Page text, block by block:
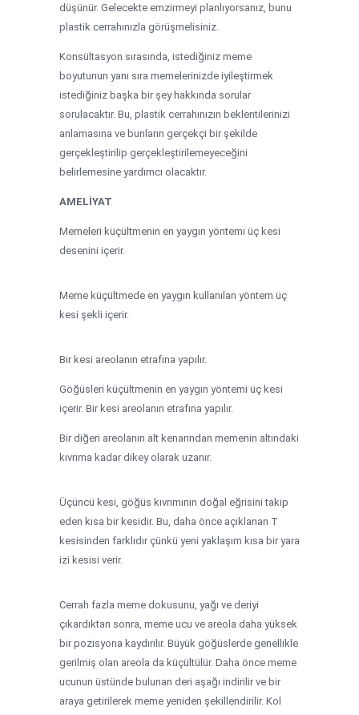
düşünür. Gelecekte emzirmeyi planlıyorsanız, bunu
plastik cerrahınızla görüşmelisiniz.
Konsültasyon sırasında, istediğiniz meme
boyutunun yanı sıra memelerinizde iyileştirmek
istediğiniz başka bir şey hakkında sorular
sorulacaktır. Bu, plastik cerrahınızın beklentilerinizi
anlamasına ve bunların gerçekçi bir şekilde
gerçekleştirilip gerçekleştirilemeyeceğini
belirlemesine yardımcı olacaktır.
AMELİYAT
Memeleri küçültmenin en yaygın yöntemi üç kesi
desenini içerir.
Meme küçültmede en yaygın kullanılan yöntem üç
kesi şekli içerir.
Bir kesi areolanın etrafına yapılır.
Göğüsleri küçültmenin en yaygın yöntemi üç kesi
içerir. Bir kesi areolanın etrafına yapılır.
Bir diğeri areolanın alt kenarından memenin altındaki
kıvrıma kadar dikey olarak uzanır.
Üçüncü kesi, göğüs kıvrımının doğal eğrisini takip
eden kısa bir kesidir. Bu, daha önce açıklanan T
kesisinden farklıdır çünkü yeni yaklaşım kısa bir yara
izi kesisi verir.
Cerrah fazla meme dokusunu, yağı ve deriyi
çıkardıktan sonra, meme ucu ve areola daha yüksek
bir pozisyona kaydırılır. Büyük göğüslerde genellikle
gerilmiş olan areola da küçültülür. Daha önce meme
ucunun üstünde bulunan deri aşağı indirilir ve bir
araya getirilerek meme yeniden şekillendirilir. Kol